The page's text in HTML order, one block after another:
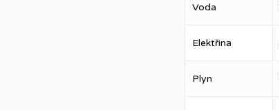
Voda
Elektřina
Plyn